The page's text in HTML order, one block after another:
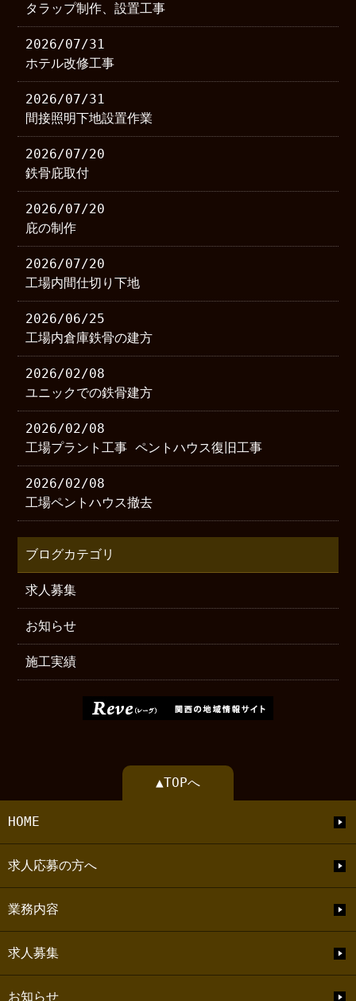
タラップ制作、設置工事
2026/07/31
ホテル改修工事
2026/07/31
間接照明下地設置作業
2026/07/20
鉄骨庇取付
2026/07/20
庇の制作
2026/07/20
工場内間仕切り下地
2026/06/25
工場内倉庫鉄骨の建方
2026/02/08
ユニックでの鉄骨建方
2026/02/08
工場プラント工事 ペントハウス復旧工事
2026/02/08
工場ペントハウス撤去
ブログカテゴリ
求人募集
お知らせ
施工実績
▲TOPへ
HOME
求人応募の方へ
業務内容
求人募集
お知らせ